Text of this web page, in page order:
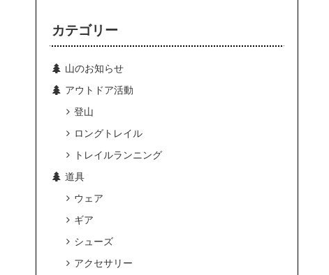
カテゴリー
山のお知らせ
アウトドア活動
登山
ロングトレイル
トレイルランニング
道具
ウェア
ギア
シューズ
アクセサリー